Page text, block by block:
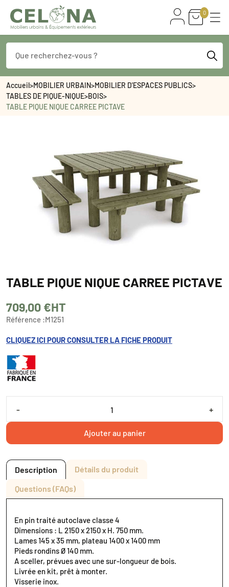
0
Accueil>MOBILIER URBAIN>MOBILIER D'ESPACES PUBLICS>
TABLES DE PIQUE-NIQUE>BOIS>
TABLE PIQUE NIQUE CARREE PICTAVE
TABLE PIQUE NIQUE CARREE PICTAVE
709,00 €HT
Référence :M1251
CLIQUEZ ICI POUR CONSULTER LA FICHE PRODUIT
- +
Ajouter au panier
Description
Détails du produit
Questions (FAQs)
En pin traité autoclave classe 4
Dimensions : L 2150 x 2150 x H. 750 mm.
Lames 145 x 35 mm, plateau 1400 x 1400 mm
Pieds rondins Ø 140 mm.
A sceller, prévues avec une sur-longueur de bois.
Livrée en kit, prêt à monter.
Visserie inox.